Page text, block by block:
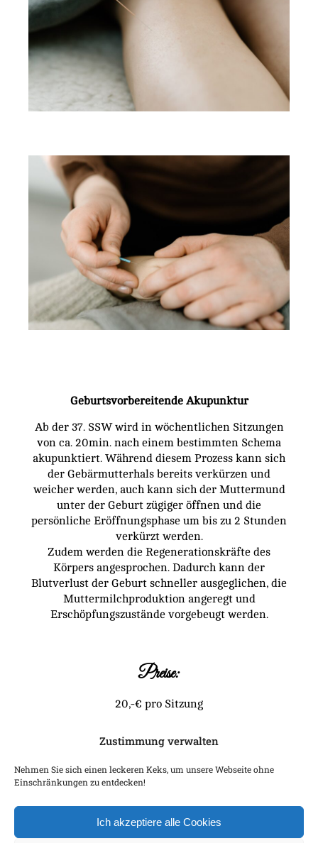
Zustimmung verwalten
Nehmen Sie sich einen leckeren Keks, um unsere Webseite ohne
Einschränkungen zu entdecken!
Ich akzeptiere alle Cookies
Geburtsvorbereitende Akupunktur
Ab der 37. SSW wird in wöchentlichen Sitzungen
von ca. 20min. nach einem bestimmten Schema
akupunktiert. Während diesem Prozess kann sich
der Gebärmutterhals bereits verkürzen und
weicher werden, auch kann sich der Muttermund
unter der Geburt zügiger öffnen und die
persönliche Eröffnungsphase um bis zu 2 Stunden
verkürzt werden.
Zudem werden die Regenerationskräfte des
Körpers angesprochen. Dadurch kann der
Blutverlust der Geburt schneller ausgeglichen, die
Muttermilchproduktion angeregt und
Erschöpfungszustände vorgebeugt werden.
Preise:
20,-€ pro Sitzung
Terminvereinbarungen:
Per Mail an
Wir lieben Brief-
Freundschaften!
sonstige Angebote direkt in Ihr Email-
Vorname oder ganzer Name
Nachname
Email